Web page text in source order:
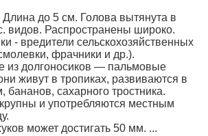
до 5 см. Голова вытянута в
видов. Распространены широко.
- вредители сельскохозяйственных
фрачники и др.).
из долгоносиков — пальмовые
живут в тропиках, развиваются в
бананов, сахарного тростника.
и употребляются местным
может достигать 50 мм. ...